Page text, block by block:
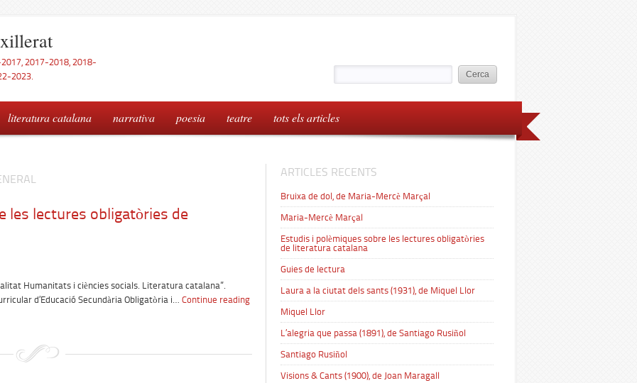
2017-2018, 2018-
2023.
literatura catalana narrativa poesia teatre tots els articles
les lectures obligatòries de
Humanitats i ciències socials. Literatura catalana”.
d’Educació Secundària Obligatòria i… Continue reading
ARTICLES RECENTS
Bruixa de dol, de Maria-Mercè Marçal
Maria-Mercè Marçal
Estudis i polèmiques sobre les lectures obligatòries
de literatura catalana
Guies de lectura
Laura a la ciutat dels sants (1931), de Miquel Llor
Miquel Llor
L’alegria que passa (1891), de Santiago Rusiñol
Santiago Rusiñol
Visions & Cants (1900), de Joan Maragall